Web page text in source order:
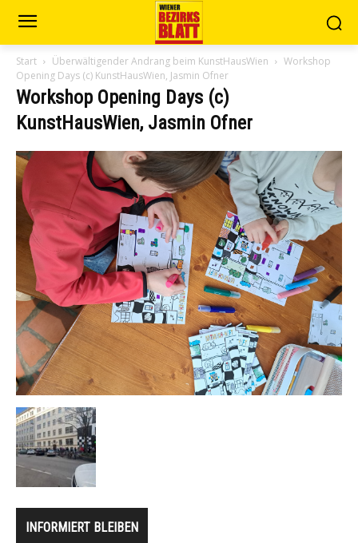
Start Überwältigender Andrang beim KunstHausWien
Workshop
Opening Days (c) KunstHausWien, Jasmin Ofner
Workshop Opening Days (c)
KunstHausWien, Jasmin Ofner
INFORMIERT BLEIBEN